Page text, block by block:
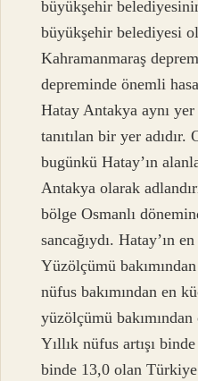
büyükşehir
büyükşehir belediyesi
Kahramanmaraş
depreminde önemli
Hatay Antakya aynı
tanıtılan bir yer adıdır.
bugünkü Hatay’ın
Antakya olarak
bölge Osmanlı
sancağıydı. Hatay’ın
Yüzölçümü
nüfus bakımından en
yüzölçümü
Yıllık nüfus artışı
binde 13,0 olan